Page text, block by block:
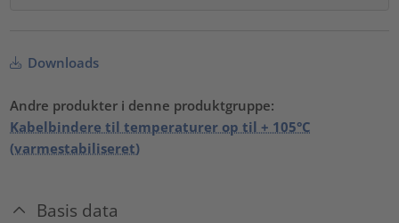
Downloads
Andre produkter i denne produktgruppe:
Kabelbindere til temperaturer op til + 105°C
(varmestabiliseret)
Basis data